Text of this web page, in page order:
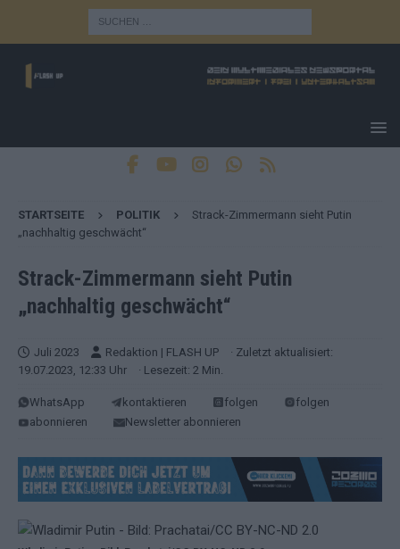
STARTSEITE POLITIK
Strack-Zimmermann sieht Putin
„nachhaltig geschwächt“
Strack-Zimmermann sieht Putin
„nachhaltig geschwächt“
Juli 2023 Redaktion | FLASH UP
· Zuletzt aktualisiert:
19.07.2023, 12:33 Uhr
· Lesezeit: 2 Min.
WhatsApp kontaktieren folgen
folgen
abonnieren
Newsletter abonnieren